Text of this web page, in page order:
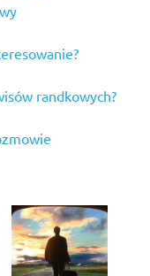
randkowych?